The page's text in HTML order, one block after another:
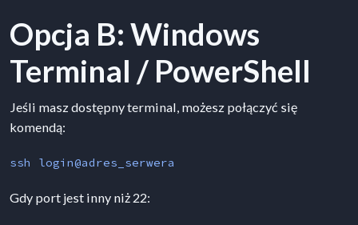
Opcja B: Windows
Terminal / PowerShell
Jeśli masz dostępny terminal, możesz połączyć się
komendą:
ssh login@adres_serwera
Gdy port jest inny niż 22: